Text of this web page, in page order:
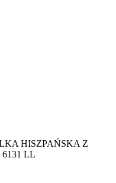
HISZPAŃSKA Z
LL